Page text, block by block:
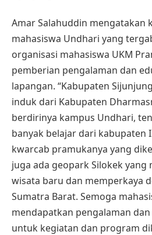
Amar Salahuddin mengatakan
mahasiswa Undhari yang
organisasi mahasiswa UKM
pemberian pengalaman dan
lapangan. “Kabupaten
induk dari Kabupaten
berdirinya kampus Undhari,
banyak belajar dari kabupaten
kwarcab pramukanya yang
juga ada geopark Silokek yang
wisata baru dan memperkaya
Sumatra Barat. Semoga
mendapatkan pengalaman
untuk kegiatan dan program